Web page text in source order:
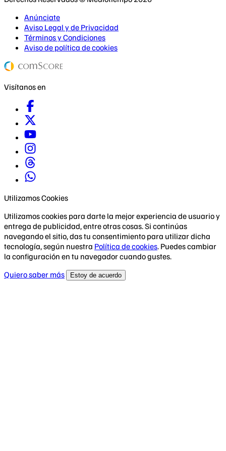
Anúnciate
Aviso Legal y de Privacidad
Términos y Condiciones
Aviso de política de cookies
Visítanos en
Utilizamos Cookies
Utilizamos cookies para darte la mejor experiencia de usuario y
entrega de publicidad, entre otras cosas. Si continúas
navegando el sitio, das tu consentimiento para utilizar dicha
tecnología, según nuestra Política de cookies. Puedes cambiar
la configuración en tu navegador cuando gustes.
Quiero saber más
Estoy de acuerdo